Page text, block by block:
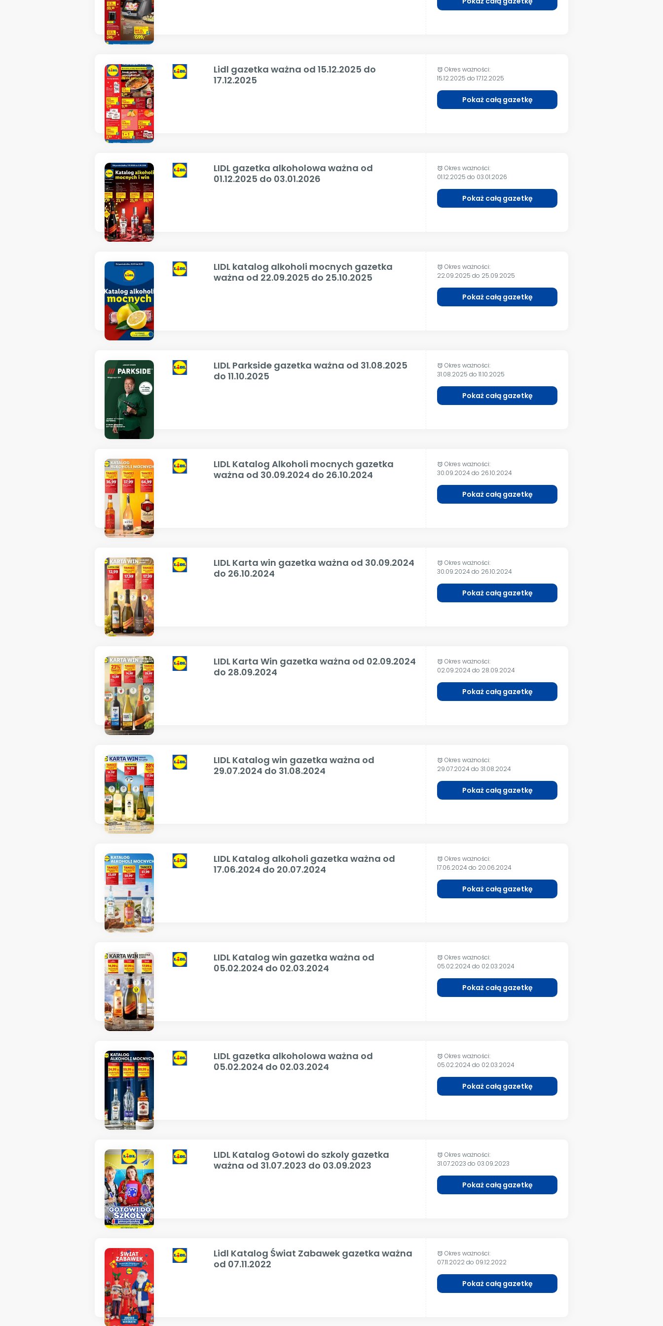
Lidl gazetka ważna od 15.12.2025 do
17.12.2025
alarm Okres ważności:
15.12.2025 do 17.12.2025
Pokaż całą gazetkę
LIDL gazetka alkoholowa ważna od
01.12.2025 do 03.01.2026
alarm Okres ważności:
01.12.2025 do 03.01.2026
Pokaż całą gazetkę
LIDL katalog alkoholi mocnych gazetka
ważna od 22.09.2025 do 25.10.2025
alarm Okres ważności:
22.09.2025 do 25.09.2025
Pokaż całą gazetkę
LIDL Parkside gazetka ważna od 31.08.2025
do 11.10.2025
alarm Okres ważności:
31.08.2025 do 11.10.2025
Pokaż całą gazetkę
LIDL Katalog Alkoholi mocnych gazetka
ważna od 30.09.2024 do 26.10.2024
alarm Okres ważności:
30.09.2024 do 26.10.2024
Pokaż całą gazetkę
LIDL Karta win gazetka ważna od 30.09.2024
do 26.10.2024
alarm Okres ważności:
30.09.2024 do 26.10.2024
Pokaż całą gazetkę
LIDL Karta Win gazetka ważna od 02.09.2024
do 28.09.2024
alarm Okres ważności:
02.09.2024 do 28.09.2024
Pokaż całą gazetkę
LIDL Katalog win gazetka ważna od
29.07.2024 do 31.08.2024
alarm Okres ważności:
29.07.2024 do 31.08.2024
Pokaż całą gazetkę
LIDL Katalog alkoholi gazetka ważna od
17.06.2024 do 20.07.2024
alarm Okres ważności:
17.06.2024 do 20.06.2024
Pokaż całą gazetkę
LIDL Katalog win gazetka ważna od
05.02.2024 do 02.03.2024
alarm Okres ważności:
05.02.2024 do 02.03.2024
Pokaż całą gazetkę
LIDL gazetka alkoholowa ważna od
05.02.2024 do 02.03.2024
alarm Okres ważności:
05.02.2024 do 02.03.2024
Pokaż całą gazetkę
LIDL Katalog Gotowi do szkoly gazetka
ważna od 31.07.2023 do 03.09.2023
alarm Okres ważności:
31.07.2023 do 03.09.2023
Pokaż całą gazetkę
Lidl Katalog Świat Zabawek gazetka ważna
od 07.11.2022
alarm Okres ważności:
07.11.2022 do 09.12.2022
Pokaż całą gazetkę